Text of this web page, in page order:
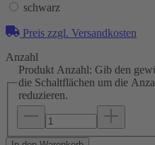
schwarz
Preis zzgl. Versandkosten
Anzahl
Produkt Anzahl: Gib den
die Schaltflächen um die
reduzieren.